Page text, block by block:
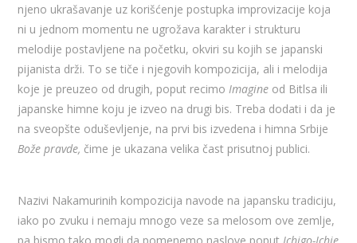
njeno ukrašavanje uz korišćenje postupka improvizacije koja
ni u jednom momentu ne ugrožava karakter i strukturu
melodije postavljene na početku, okviri su kojih se japanski
pijanista drži. To se tiče i njegovih kompozicija, ali i melodija
koje je preuzeo od drugih, poput recimo Imagine od Bitlsa ili
japanske himne koju je izveo na drugi bis. Treba dodati i da je
na sveopšte oduševljenje, na prvi bis izvedena i himna Srbije
Bože pravde, čime je ukazana velika čast prisutnoj publici.
Nazivi Nakamurinih kompozicija navode na japansku tradiciju,
iako po zvuku i nemaju mnogo veze sa melosom ove zemlje,